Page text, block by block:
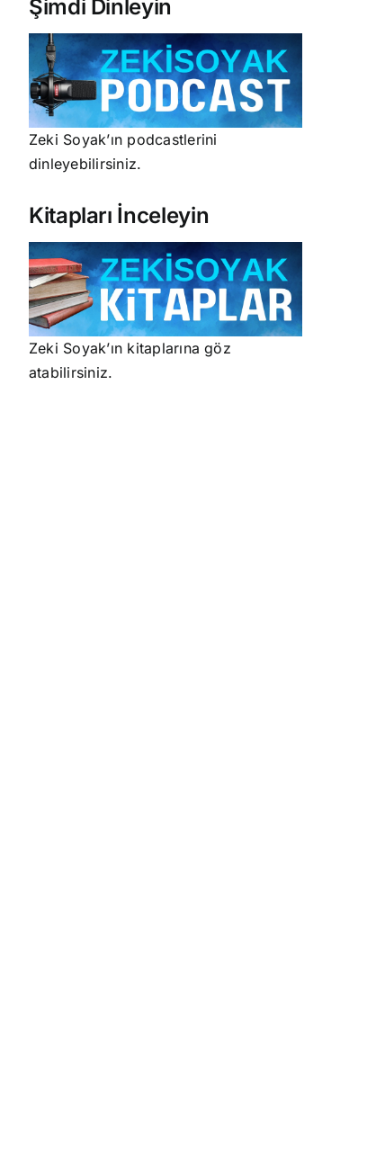
Şimdi Dinleyin
Zeki Soyak’ın podcastlerini
dinleyebilirsiniz.
Kitapları İnceleyin
Zeki Soyak’ın kitaplarına göz
atabilirsiniz.